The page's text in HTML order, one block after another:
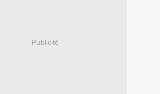
Publicité